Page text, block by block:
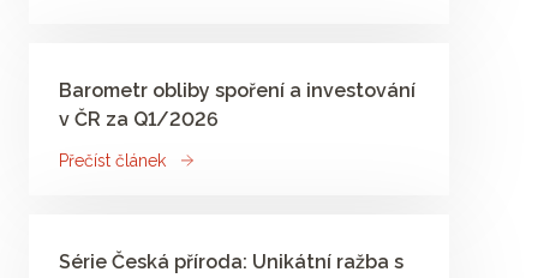
Barometr obliby spoření a investování
v ČR za Q1/2026
Přečíst článek
Série Česká příroda: Unikátní ražba s